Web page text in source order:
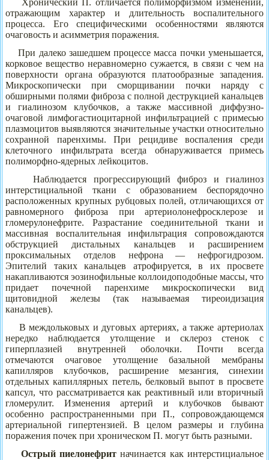
Хронический П. отличается полиморфизмом изменений,
отражающим характер и длительность воспалительного
процесса. Его специфическими особенностями являются
очаговость и асимметрия поражения.
При далеко зашедшем процессе масса почки уменьшается,
корковое вещество неравномерно сужается, в связи с чем на
поверхности органа образуются платообразные западения.
Микроскопически при сморщивании почки наряду с
обширными полями фиброза с полной деструкцией канальцев
и гиалинозом клубочков, а также массивной диффузно-
очаговой лимфогастиоцитарной инфильтрацией с примесью
плазмоцитов выявляются значительные участки относительно
сохранной паренхимы. При рецидиве воспаления среди
клеточного инфильтрата всегда обнаруживается примесь
полиморфно-ядерных лейкоцитов.
Наблюдается прогрессирующий фиброз и гиалиноз
интерстициальной ткани с образованием беспорядочно
расположенных крупных рубцовых полей, отличающихся от
равномерного фиброза при артериолонефросклерозе и
гломерулонефрите. Разрастание соединительной ткани и
массивная воспалительная инфильтрация сопровождаются
обструкцией дистальных канальцев и расширением
проксимальных отделов нефрона — нефрогидрозом.
Эпителий таких канальцев атрофируется, в их просвете
накапливаются эозинофильные коллоидоподобные массы, что
придает почечной паренхиме микроскопически вид
щитовидной железы (так называемая тиреоидизация
канальцев).
В междольковых и дуговых артериях, а также артериолах
нередко наблюдается утолщение и склероз стенок с
гиперплазией внутренней оболочки. Почти всегда
отмечаются очаговое утолщение базальной мембраны
капилляров клубочков, расширение мезангия, синехии
отдельных капиллярных петель, белковый выпот в просвете
капсул, что рассматривается как реактивный или вторичный
гломерулит. Изменения артерий и клубочков бывают
особенно распространенными при П., сопровождающемся
артериальной гипертензией. В целом размеры и глубина
поражения почек при хроническом П. могут быть разными.
Острый пиелонефритначинается как интерстициальное